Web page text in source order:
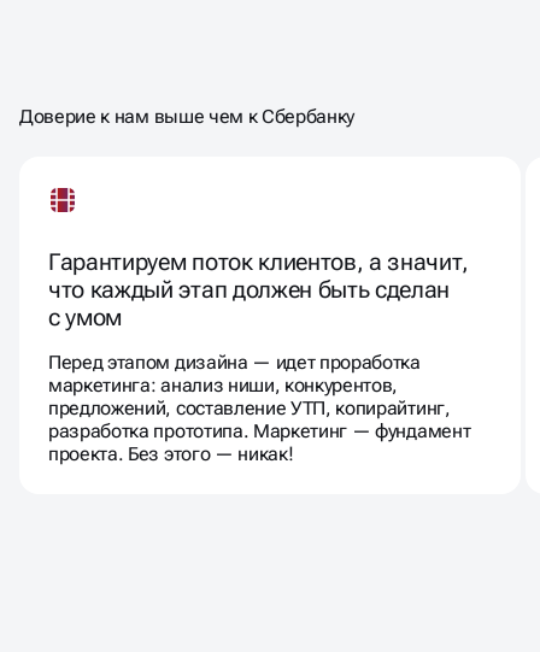
НАМ ДОВЕРЯЮТ ЗА
Доверие к нам выше чем к Сбербанку
Гарантируем поток клиентов, а значит,
что каждый этап должен быть сделан
с умом
Перед этапом дизайна — идет проработка
маркетинга: анализ ниши, конкурентов,
предложений, составление УТП, копирайтинг,
разработка прототипа. Маркетинг — фундамент
проекта. Без этого — никак!